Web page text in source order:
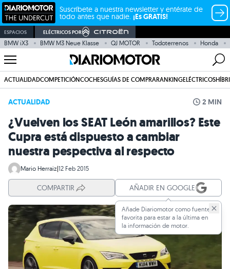
Suscríbete a nuestra newsletter y entérate de
todo antes que nadie. ¡Es GRATIS!
ESPACIOS ELÉCTRICOS POR
BMW iX3 BMW M3 Neue Klasse QJ MOTOR Todoterrenos Honda
ACTUALIDADCOMPETICIÓNCOCHESGUÍAS DE COMPRARANKINGELÉCTRICOS
ACTUALIDAD 2 MIN
¿Vuelven los SEAT León amarillos? Este
Cupra está dispuesto a cambiar
nuestra pespectiva al respecto
Mario Herraiz|12 Feb 2015
COMPARTIR AÑADIR EN GOOGLE
Añade Diariomotor como fuente
favorita para estar a la última en
la información de motor.